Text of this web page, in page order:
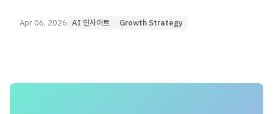
5단계를 확인하세요.
Apr 06, 2026 AI 인사이트 Growth Strategy